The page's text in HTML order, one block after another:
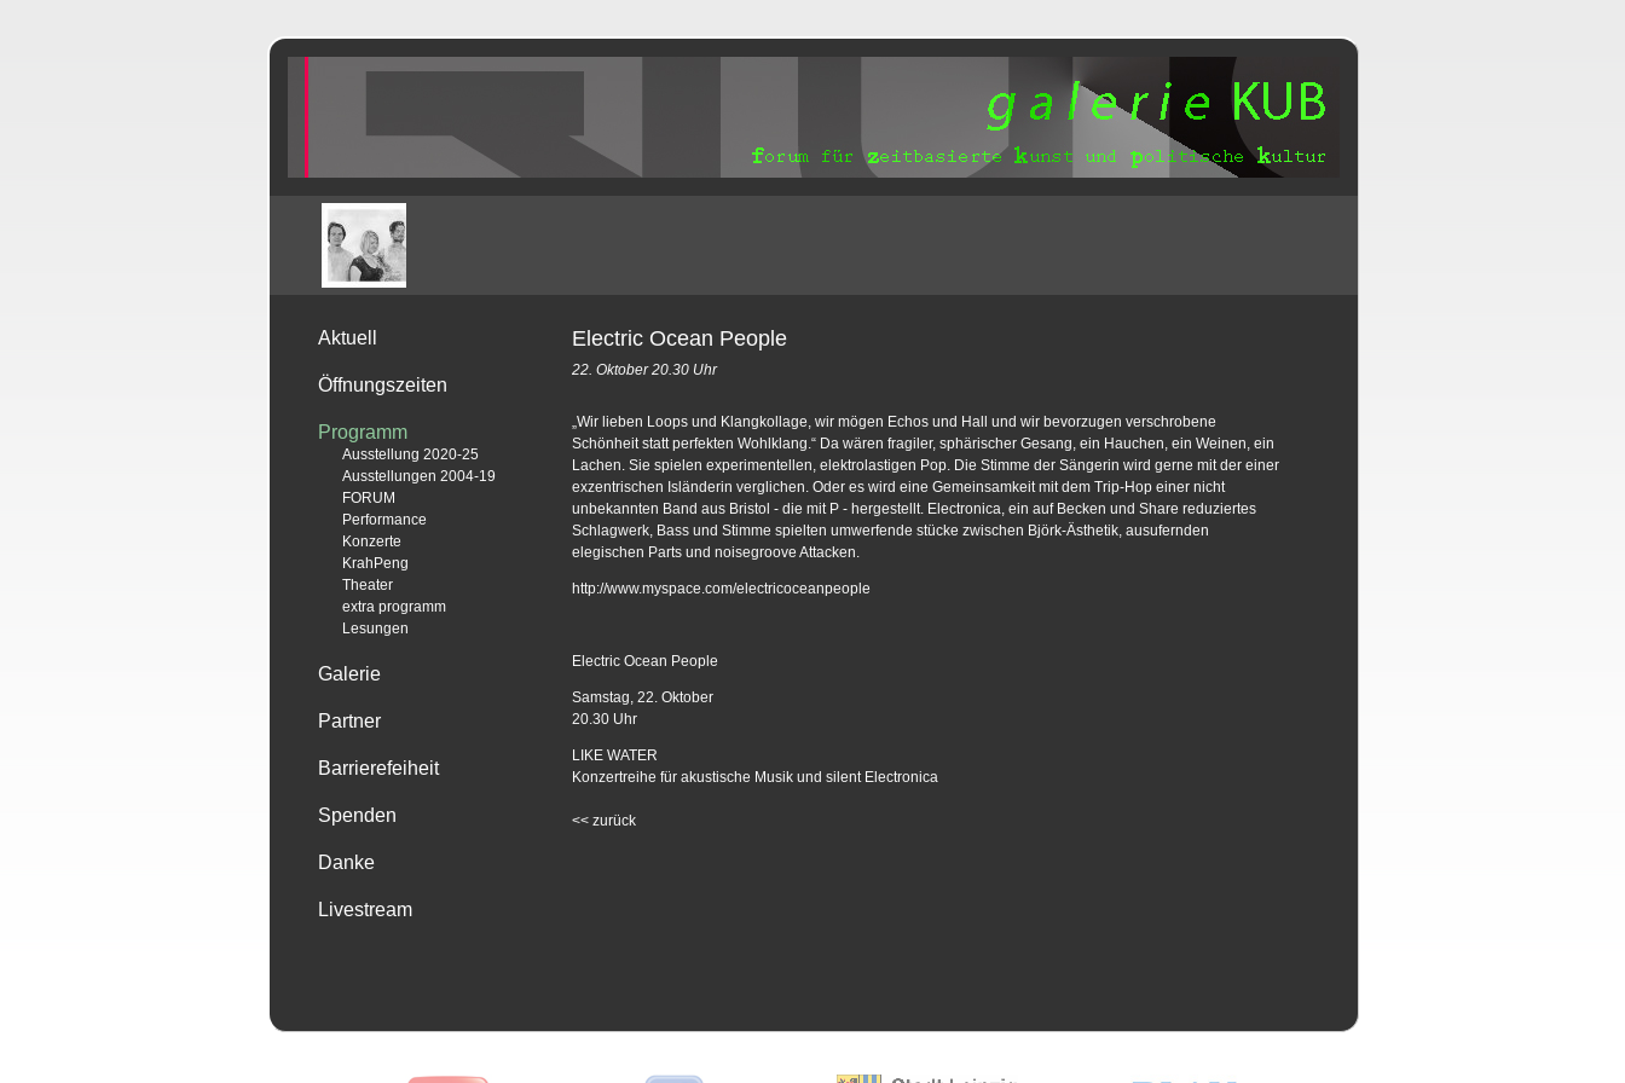
Aktuell
Öffnungszeiten
Programm
Ausstellung 2020-25
Ausstellungen 2004-19
FORUM
Performance
Konzerte
KrahPeng
Theater
extra programm
Lesungen
Galerie
Partner
Barrierefeiheit
Spenden
Danke
Livestream
Electric Ocean People
22. Oktober 20.30 Uhr
„Wir lieben Loops und Klangkollage, wir mögen Echos und Hall und wir bevorzugen verschrobene
Schönheit statt perfekten Wohlklang.“ Da wären fragiler, sphärischer Gesang, ein Hauchen, ein Weinen, ein
Lachen. Sie spielen experimentellen, elektrolastigen Pop. Die Stimme der Sängerin wird gerne mit der einer
exzentrischen Isländerin verglichen. Oder es wird eine Gemeinsamkeit mit dem Trip-Hop einer nicht
unbekannten Band aus Bristol - die mit P - hergestellt. Electronica, ein auf Becken und Share reduziertes
Schlagwerk, Bass und Stimme spielten umwerfende stücke zwischen Björk-Ästhetik, ausufernden
elegischen Parts und noisegroove Attacken.
http://www.myspace.com/electricoceanpeople
Electric Ocean People
Samstag, 22. Oktober
20.30 Uhr
LIKE WATER
Konzertreihe für akustische Musik und silent Electronica
<< zurück